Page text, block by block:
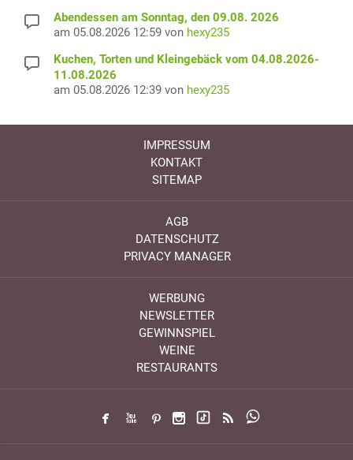
Abendessen am Sonntag, den 09.08. 2026
am 05.08.2026 12:59 von hexy235
Kuchen, Torten und Kleingebäck vom 04.08.2026-
11.08.2026
am 05.08.2026 12:39 von hexy235
IMPRESSUM
KONTAKT
SITEMAP
AGB
DATENSCHUTZ
PRIVACY MANAGER
WERBUNG
NEWSLETTER
GEWINNSPIEL
WEINE
RESTAURANTS